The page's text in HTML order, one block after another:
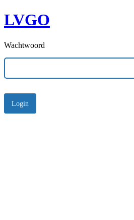
LVGO
Wachtwoord